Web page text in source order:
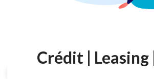
Crédit | Leasing